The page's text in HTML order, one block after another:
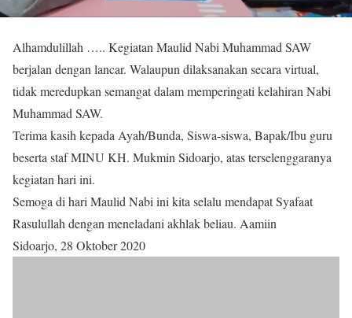
Alhamdulillah ….. Kegiatan Maulid Nabi Muhammad SAW
berjalan dengan lancar. Walaupun dilaksanakan secara virtual,
tidak meredupkan semangat dalam memperingati kelahiran Nabi
Muhammad SAW.
Terima kasih kepada Ayah/Bunda, Siswa-siswa, Bapak/Ibu guru
beserta staf MINU KH. Mukmin Sidoarjo, atas terselenggaranya
kegiatan hari ini.
Semoga di hari Maulid Nabi ini kita selalu mendapat Syafaat
Rasulullah dengan meneladani akhlak beliau. Aamiin
Sidoarjo, 28 Oktober 2020